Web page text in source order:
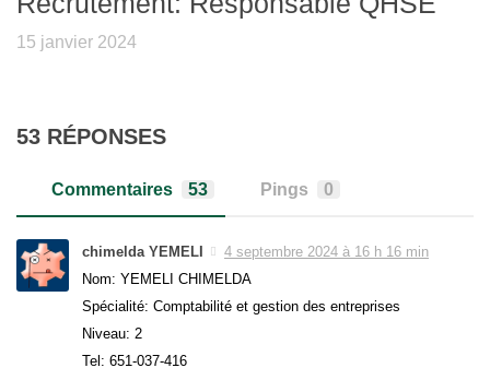
15 janvier 2024
53 RÉPONSES
Commentaires 53 Pings 0
chimelda YEMELI
4 septembre 2024 à 16 h 16 min
Nom: YEMELI CHIMELDA
Spécialité: Comptabilité et gestion des entreprises
Niveau: 2
Tel: 651-037-416